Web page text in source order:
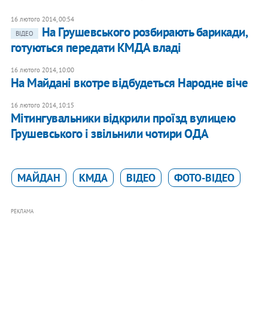
16 лютого 2014, 00:54
ВІДЕО
На Грушевського розбирають барикади,
готуються передати КМДА владі
16 лютого 2014, 10:00
На Майдані вкотре відбудеться Народне віче
16 лютого 2014, 10:15
Мітингувальники відкрили проїзд вулицею
Грушевського і звільнили чотири ОДА
МАЙДАН КМДА ВІДЕО ФОТО-ВІДЕО
РЕКЛАМА